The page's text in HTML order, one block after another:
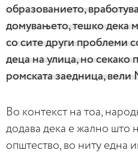
образованието,
домувањето, тешко дека
со сите други проблеми
деца на улица, но секако
ромската заедница, вели
Во контекст на тоа,
додава дека е жално што
општество, во ниту една